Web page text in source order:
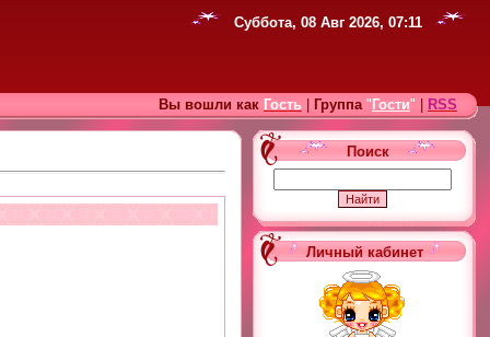
Суббота, 08 Авг 2026, 07:11
Вы вошли как Гость Группа " Гости" RSS
Поиск
Личный кабинет